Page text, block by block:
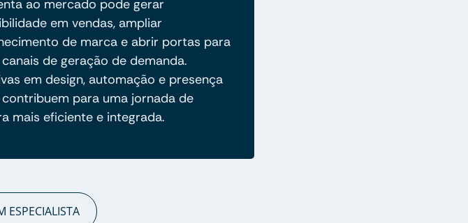
ao mercado pode gerar
em vendas, ampliar
de marca e abrir portas para
de geração de demanda.
em design, automação e presença
para uma jornada de
mais eficiente e integrada.
ESPECIALISTA